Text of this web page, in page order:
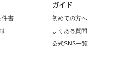
件書
針
ガイド
初めての方へ
よくある質問
公式SNS一覧